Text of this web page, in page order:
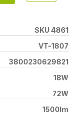
SKU 4861
VT-1807
3800230629821
18W
72W
1500lm